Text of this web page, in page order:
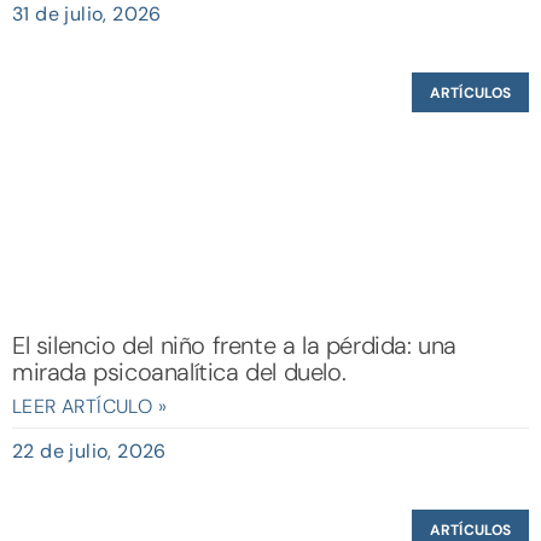
31 de julio, 2026
ARTÍCULOS
El silencio del niño frente a la pérdida: una
mirada psicoanalítica del duelo.
LEER ARTÍCULO »
22 de julio, 2026
ARTÍCULOS